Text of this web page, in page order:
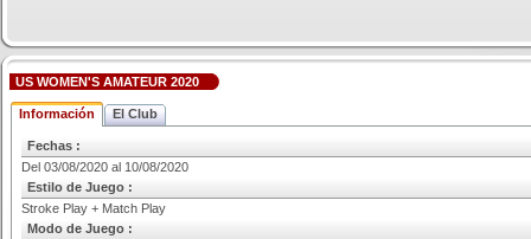
US WOMEN'S AMATEUR 2020
Información El Club
Fechas :
Del 03/08/2020 al 10/08/2020
Estilo de Juego :
Stroke Play + Match Play
Modo de Juego :